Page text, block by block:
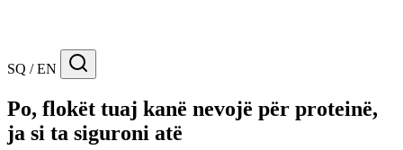
SQ / EN
Po, flokët tuaj kanë nevojë për proteinë,
ja si ta siguroni atë